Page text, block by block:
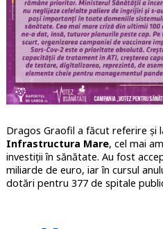
Dragos Graofil a făcut referire și
Infrastructura Mare, cel mai
investiții în sănătate. Au fost
miliarde de euro, iar în cursul
dotări pentru 377 de spitale